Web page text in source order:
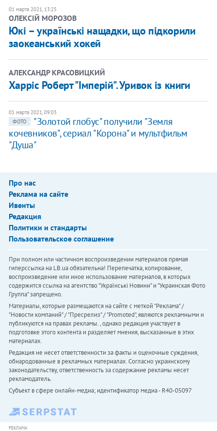
01 марта 2021, 13:25
ОЛЕКСІЙ МОРОЗОВ
Юкі – українські нащадки, що підкорили
заокеанський хокей
АЛЕКСАНДР КРАСОВИЦКИЙ
Харріс Роберт "Імперій". Уривок із книги
01 марта 2021, 09:03
ФОТО
"Золотой глобус" получили "Земля
кочевников", сериал "Корона" и мультфильм
"Душа"
Про нас
Реклама на сайте
Ивенты
Редакция
Политики и стандарты
Пользовательское соглашение
При полном или частичном воспроизведении материалов прямая
гиперссылка на LB.ua обязательна! Перепечатка, копирование,
воспроизведение или иное использование материалов, в которых
содержится ссылка на агентство "Українськi Новини" и "Украинская Фото
Группа" запрещено.
Материалы, которые размещаются на сайте с меткой "Реклама" /
"Новости компаний" / "Пресрелиз" / "Promoted", являются рекламными и
публикуются на правах рекламы. , однако редакция участвует в
подготовке этого контента и разделяет мнения, высказанные в этих
материалах.
Редакция не несет ответственности за факты и оценочные суждения,
обнародованные в рекламных материалах. Согласно украинскому
законодательству, ответственность за содержание рекламы несет
рекламодатель.
Субъект в сфере онлайн-медиа; идентификатор медиа - R40-05097
РЕКЛАМА